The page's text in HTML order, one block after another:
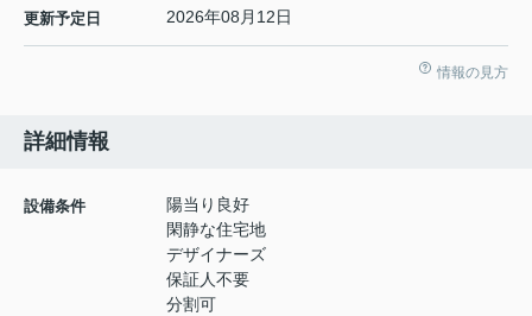
更新予定日 2026年08月12日
情報の見方
詳細情報
設備条件
陽当り良好
閑静な住宅地
デザイナーズ
保証人不要
分割可